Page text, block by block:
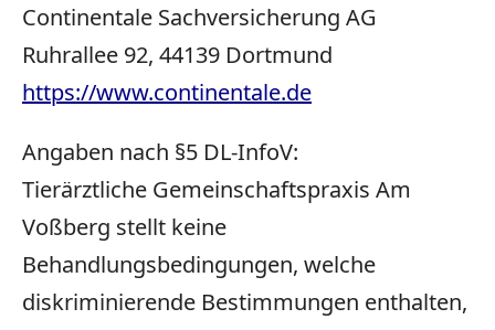
Continentale Sachversicherung AG
Ruhrallee 92, 44139 Dortmund
https://www.continentale.de
Angaben nach §5 DL-InfoV:
Tierärztliche Gemeinschaftspraxis Am
Voßberg stellt keine
Behandlungsbedingungen, welche
diskriminierende Bestimmungen enthalten,